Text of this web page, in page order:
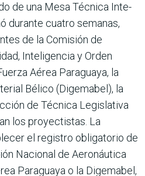
de una Mesa Técnica Inte­
durante cuatro semanas,
de la Comisión de
Inteli­gencia y Orden
Aérea Paraguaya, la
Bélico (Digemabel), la
de Técnica Legislativa
los proyectistas. La
el registro obligatorio de
Nacional de Aeronáu­tica
Paraguaya o la Digema­bel,